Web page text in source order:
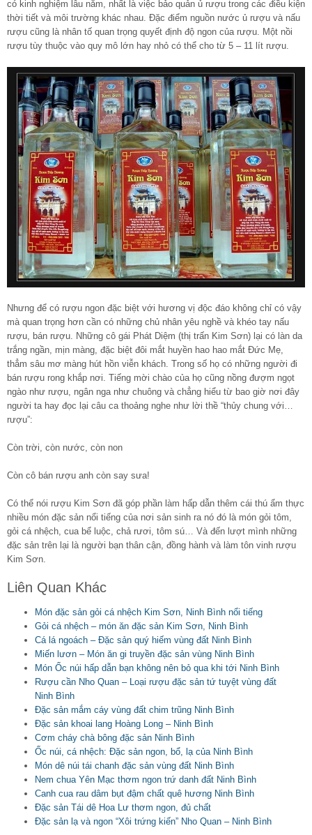
có kinh nghiệm lâu năm, nhất là việc bảo quản ủ rượu trong các điều kiện
thời tiết và môi trường khác nhau. Đặc điểm nguồn nước ủ rượu và nấu
rượu cũng là nhân tố quan trọng quyết định độ ngon của rượu. Một nồi
rượu tùy thuộc vào quy mô lớn hay nhỏ có thể cho từ 5 – 11 lít rượu.
Nhưng để có rượu ngon đặc biệt với hương vị độc đáo không chỉ có vậy
mà quan trọng hơn cần có những chủ nhân yêu nghề và khéo tay nấu
rượu, bán rượu. Những cô gái Phát Diệm (thị trấn Kim Sơn) lại có làn da
trắng ngần, mịn màng, đặc biệt đôi mắt huyền hao hao mắt Đức Mẹ,
thẳm sâu mơ màng hút hồn viễn khách. Trong số họ có những người đi
bán rượu rong khắp nơi. Tiếng mời chào của họ cũng nồng đượm ngọt
ngào như rượu, ngân nga như chuông và chẳng hiểu từ bao giờ nơi đây
người ta hay đọc lại câu ca thoảng nghe như lời thề “thủy chung với…
rượu”:
Còn trời, còn nước, còn non
Còn cô bán rượu anh còn say sưa!
Có thể nói rượu Kim Sơn đã góp phần làm hấp dẫn thêm cái thú ẩm thực
nhiều món đặc sản nổi tiếng của nơi sản sinh ra nó đó là món gỏi tôm,
gỏi cá nhệch, cua bể luộc, chả rươi, tôm sú… Và đến lượt mình những
đặc sản trên lại là người bạn thân cận, đồng hành và làm tôn vinh rượu
Kim Sơn.
Liên Quan Khác
Món đặc sản gỏi cá nhệch Kim Sơn, Ninh Bình nổi tiếng
Gỏi cá nhệch – món ăn đặc sản Kim Sơn, Ninh Bình
Cá lá ngoách – Đặc sản quý hiếm vùng đất Ninh Bình
Miến lươn – Món ăn gi truyền đặc sản vùng Ninh Bình
Món Ốc núi hấp dẫn bạn không nên bỏ qua khi tới Ninh Bình
Rượu cần Nho Quan – Loại rượu đặc sản tứ tuyệt vùng đất
Ninh Bình
Đặc sản mắm cáy vùng đất chim trũng Ninh Bình
Đặc sản khoai lang Hoàng Long – Ninh Bình
Cơm cháy chà bông đặc sản Ninh Bình
Ốc núi, cá nhệch: Đặc sản ngon, bổ, lạ của Ninh Bình
Món dê núi tái chanh đặc sản vùng đất Ninh Bình
Nem chua Yên Mạc thơm ngon trứ danh đất Ninh Bình
Canh cua rau dâm bụt đậm chất quê hương Ninh Bình
Đặc sản Tái dê Hoa Lư thơm ngon, đủ chất
Đặc sản lạ và ngon “Xôi trứng kiến” Nho Quan – Ninh Bình